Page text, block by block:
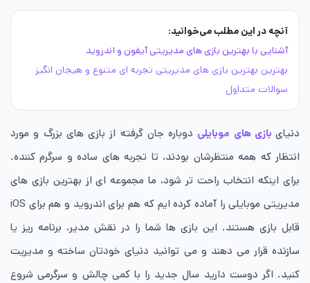
آنچه در این مطلب می‌خوانید:
آشنایی با بهترین بازی های مدیریتی آیفون و اندروید
بهترین بهترین بازی های مدیریتی تجربه ‌ای متنوع و هیجان ‌انگیز
سوالات متداول
دنیای بازی های موبایلی دوباره جان گرفته از بازی های بزرگ و مورد
انتظار که همه منتظرشان بودند، تا تجربه های ساده و سرگرم کننده.
برای اینکه انتخاب راحت تر شود، ما مجموعه ای از بهترین بازی های
مدیریتی موبایلی را آماده کرده ایم که هم برای اندروید و هم برای iOS
قابل بازی هستند. این بازی ها شما را در نقش مدیر، برنامه ریز یا
سازنده قرار می دهند و می توانید دنیای خودتان ساخته و مدیریت
کنید. اگر دوست دارید سال جدید را با کمی چالش و سرگرمی شروع